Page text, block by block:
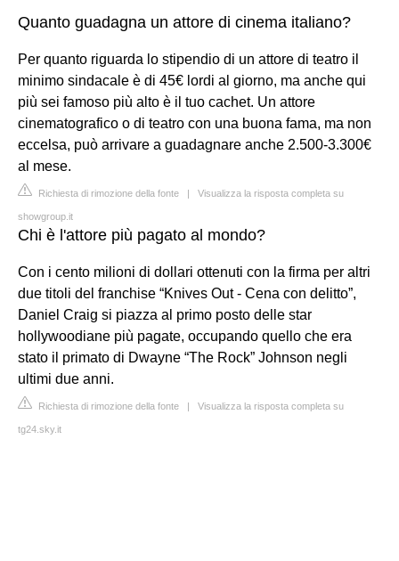
Quanto guadagna un attore di cinema italiano?
Per quanto riguarda lo stipendio di un attore di teatro il
minimo sindacale è di 45€ lordi al giorno, ma anche qui
più sei famoso più alto è il tuo cachet. Un attore
cinematografico o di teatro con una buona fama, ma non
eccelsa, può arrivare a guadagnare anche 2.500-3.300€
al mese.
Richiesta di rimozione della fonte | Visualizza la risposta completa su
showgroup.it
Chi è l'attore più pagato al mondo?
Con i cento milioni di dollari ottenuti con la firma per altri
due titoli del franchise “Knives Out - Cena con delitto”,
Daniel Craig si piazza al primo posto delle star
hollywoodiane più pagate, occupando quello che era
stato il primato di Dwayne “The Rock” Johnson negli
ultimi due anni.
Richiesta di rimozione della fonte | Visualizza la risposta completa su
tg24.sky.it